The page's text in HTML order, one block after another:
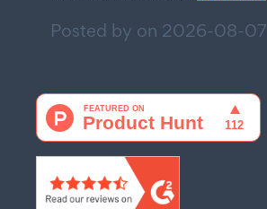
Posted by on 2026-08-07